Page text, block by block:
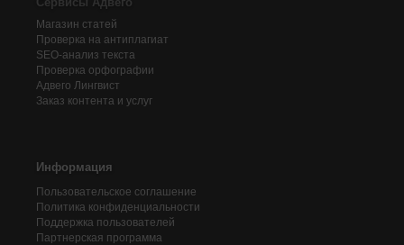
Магазин статей
Проверка на антиплагиат
SEO-анализ текста
Проверка орфографии
Адвего Лингвист
Заказ контента и услуг
Информация
Пользовательское соглашение
Политика конфиденциальности
Поддержка пользователей
Партнерская программа